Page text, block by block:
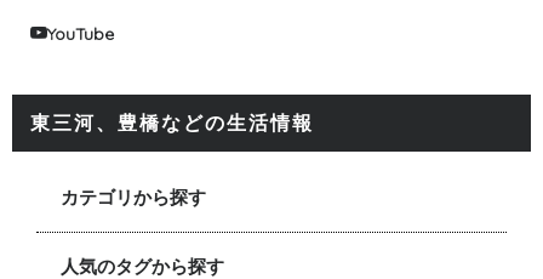
YouTube
東三河、豊橋などの生活情報
カテゴリから探す
人気のタグから探す